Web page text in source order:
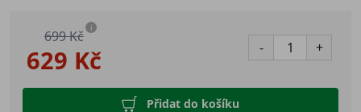
629 Kč
699 Kč i
- +
Přidat do košíku